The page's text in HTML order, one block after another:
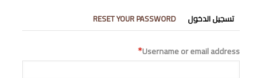
التبويبات
الأساسية
تسجيل الدخول RESET YOUR PASSWORD
Username or email address